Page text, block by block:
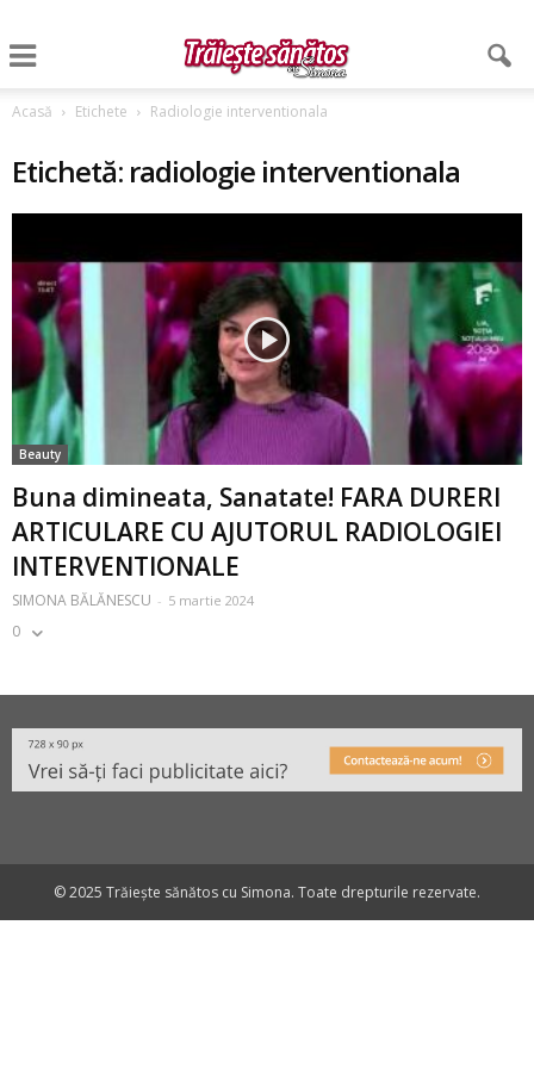
Acasă Etichete Radiologie interventionala
Etichetă: radiologie interventionala
Beauty
Buna dimineata, Sanatate! FARA DURERI
ARTICULARE CU AJUTORUL RADIOLOGIEI
INTERVENTIONALE
SIMONA BĂLĂNESCU - 5 martie 2024
0
© 2025 Trăiește sănătos cu Simona. Toate drepturile rezervate.